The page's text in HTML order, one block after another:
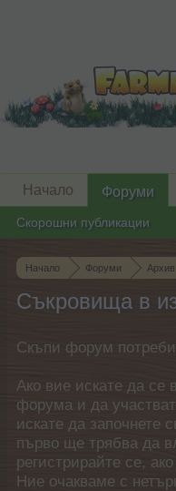
Начало Форуми Архив
Съкровища в
Скъпи форум
Ако вие искате да се
форума и да
искате да започнете
първо ще трябва да
регистрирайте се,
Ние очакваме с
Начало Форуми
Скорошни публикации